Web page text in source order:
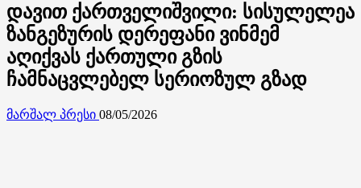
დავით ქართველიშვილი: სისულელეა
ზანგეზურის დერეფანი ვინმემ
აღიქვას ქართული გზის
ჩამნაცვლებელ სერიოზულ გზად
მარშალ პრესი 08/05/2026